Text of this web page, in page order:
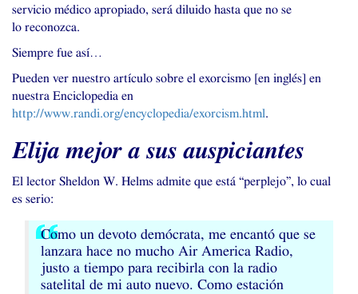
servicio médico apropiado, será diluido hasta que no se
lo reconozca.
Siempre fue así…
Pueden ver nuestro artículo sobre el exorcismo [en inglés] en
nuestra Enciclopedia en
http://www.randi.org/encyclopedia/exorcism.html.
Elija mejor a sus auspiciantes
El lector Sheldon W. Helms admite que está “perplejo”, lo cual
es serio:
Como un devoto demócrata, me encantó que se
lanzara hace no mucho Air America Radio,
justo a tiempo para recibirla con la radio
satelital de mi auto nuevo. Como estación